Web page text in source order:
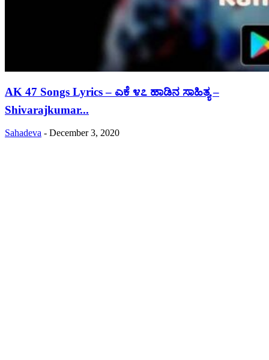
AK 47 Songs Lyrics – ಎಕೆ ೪೭ ಹಾಡಿನ ಸಾಹಿತ್ಯ –
Shivarajkumar...
Sahadeva - December 3, 2020